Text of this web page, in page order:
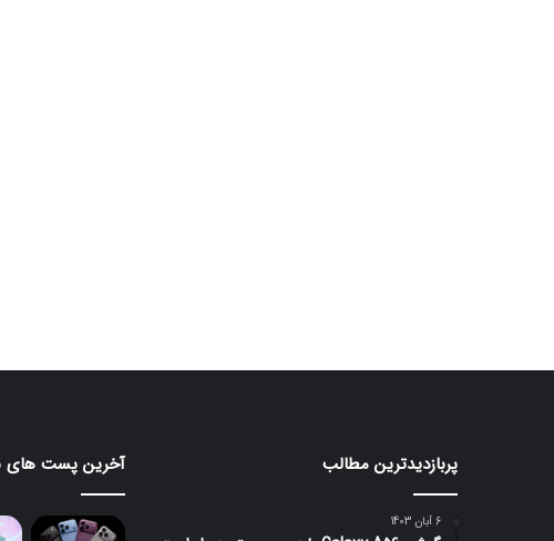
پربازدیدترین مطالب
6 آبان 1403
آخرین پست های
مانیتور
هرتزی
تبلت
Moto
Pad
70